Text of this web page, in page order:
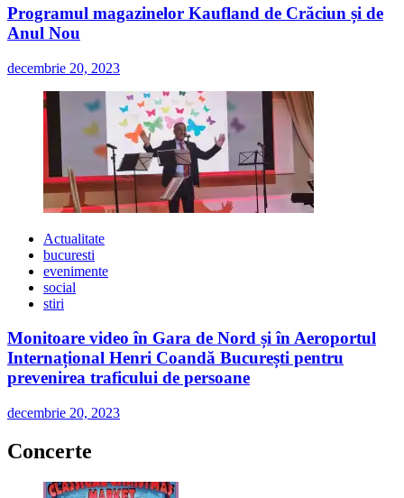
Programul magazinelor Kaufland de Crăciun și de
Anul Nou
decembrie 20, 2023
Actualitate
bucuresti
evenimente
social
stiri
Monitoare video în Gara de Nord și în Aeroportul
Internațional Henri Coandă București pentru
prevenirea traficului de persoane
decembrie 20, 2023
Concerte